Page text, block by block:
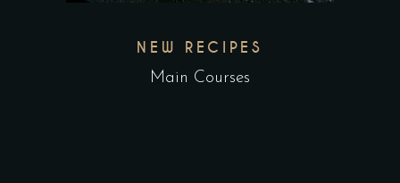
NEW RECIPES
Main Courses